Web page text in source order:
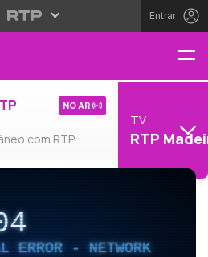
Entrar
com RTP
NO AR
TV
RTP
ERROR - NETWORK